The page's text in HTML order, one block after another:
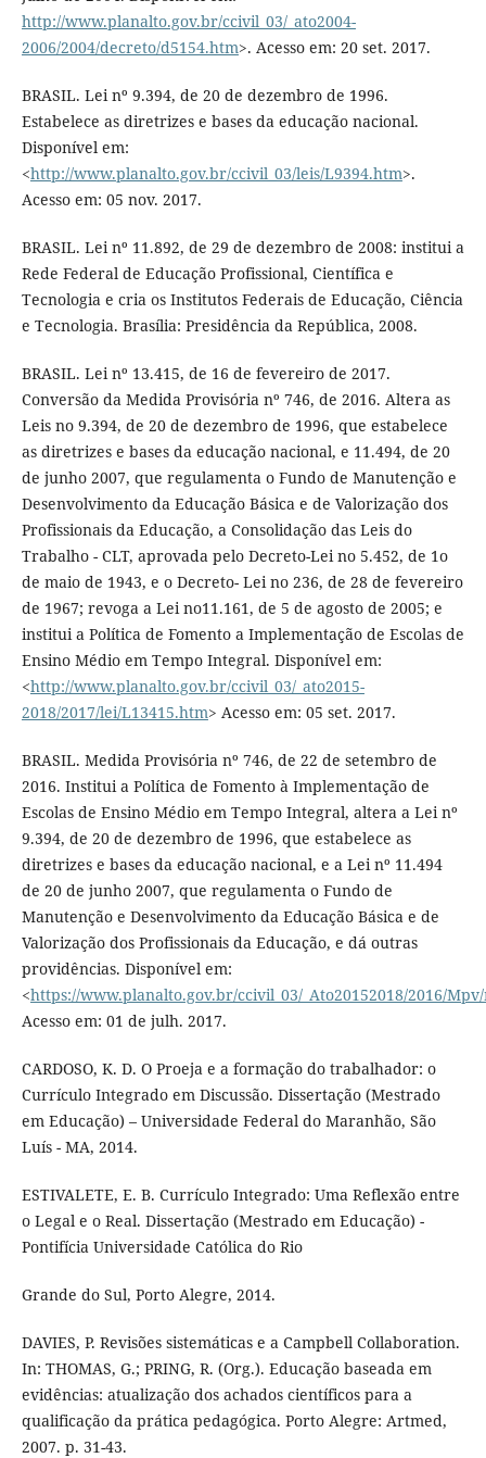
http://www.planalto.gov.br/ccivil_03/_ato2004-
2006/2004/decreto/d5154.htm>. Acesso em: 20 set. 2017.
BRASIL. Lei nº 9.394, de 20 de dezembro de 1996.
Estabelece as diretrizes e bases da educação nacional.
Disponível em:
<http://www.planalto.gov.br/ccivil_03/leis/L9394.htm>.
Acesso em: 05 nov. 2017.
BRASIL. Lei nº 11.892, de 29 de dezembro de 2008: institui a
Rede Federal de Educação Profissional, Científica e
Tecnologia e cria os Institutos Federais de Educação, Ciência
e Tecnologia. Brasília: Presidência da República, 2008.
BRASIL. Lei nº 13.415, de 16 de fevereiro de 2017.
Conversão da Medida Provisória nº 746, de 2016. Altera as
Leis no 9.394, de 20 de dezembro de 1996, que estabelece
as diretrizes e bases da educação nacional, e 11.494, de 20
de junho 2007, que regulamenta o Fundo de Manutenção e
Desenvolvimento da Educação Básica e de Valorização dos
Profissionais da Educação, a Consolidação das Leis do
Trabalho - CLT, aprovada pelo Decreto-Lei no 5.452, de 1o
de maio de 1943, e o Decreto- Lei no 236, de 28 de fevereiro
de 1967; revoga a Lei no11.161, de 5 de agosto de 2005; e
institui a Política de Fomento a Implementação de Escolas de
Ensino Médio em Tempo Integral. Disponível em:
<http://www.planalto.gov.br/ccivil_03/_ato2015-
2018/2017/lei/L13415.htm> Acesso em: 05 set. 2017.
BRASIL. Medida Provisória nº 746, de 22 de setembro de
2016. Institui a Política de Fomento à Implementação de
Escolas de Ensino Médio em Tempo Integral, altera a Lei nº
9.394, de 20 de dezembro de 1996, que estabelece as
diretrizes e bases da educação nacional, e a Lei nº 11.494
de 20 de junho 2007, que regulamenta o Fundo de
Manutenção e Desenvolvimento da Educação Básica e de
Valorização dos Profissionais da Educação, e dá outras
providências. Disponível em:
<https://www.planalto.gov.br/ccivil_03/_Ato20152018/2016/
Acesso em: 01 de julh. 2017.
CARDOSO, K. D. O Proeja e a formação do trabalhador: o
Currículo Integrado em Discussão. Dissertação (Mestrado
em Educação) – Universidade Federal do Maranhão, São
Luís - MA, 2014.
ESTIVALETE, E. B. Currículo Integrado: Uma Reflexão entre
o Legal e o Real. Dissertação (Mestrado em Educação) -
Pontifícia Universidade Católica do Rio
Grande do Sul, Porto Alegre, 2014.
DAVIES, P. Revisões sistemáticas e a Campbell Collaboration.
In: THOMAS, G.; PRING, R. (Org.). Educação baseada em
evidências: atualização dos achados científicos para a
qualificação da prática pedagógica. Porto Alegre: Artmed,
2007. p. 31-43.